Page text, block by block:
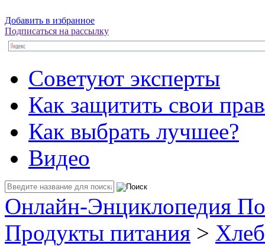
Добавить в избранное
Подписаться на рассылку
Советуют эксперты
Как защитить свои
Как выбрать лучшее?
Видео
Онлайн-Энциклопедия
Продукты питания >